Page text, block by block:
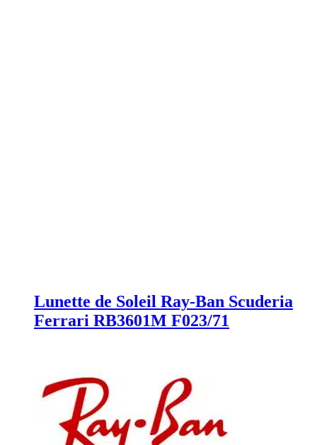
Lunette de Soleil Ray-Ban Scuderia
Ferrari RB3601M F023/71